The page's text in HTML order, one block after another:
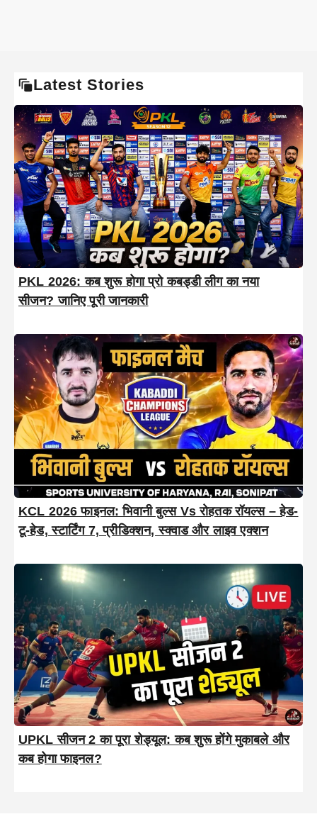
Latest Stories
PKL 2026: कब शुरू होगा प्रो कबड्डी लीग का नया
सीजन? जानिए पूरी जानकारी
KCL 2026 फाइनल: भिवानी बुल्स Vs रोहतक रॉयल्स – हेड-
टू-हेड, स्टार्टिंग 7, प्रीडिक्शन, स्क्वाड और लाइव एक्शन
UPKL सीजन 2 का पूरा शेड्यूल: कब शुरू होंगे मुकाबले और
कब होगा फाइनल?